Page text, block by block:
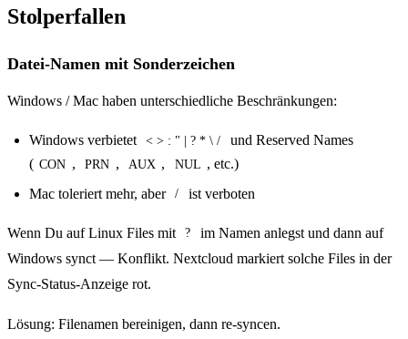
Stolperfallen
Datei-Namen mit Sonderzeichen
Windows / Mac haben unterschiedliche Beschränkungen:
Windows verbietet < > : " | ? * \ /
und Reserved Names
( CON , PRN , AUX , NUL , etc.)
Mac toleriert mehr, aber
/ ist verboten
Wenn Du auf Linux Files mit ?
im Namen anlegst und dann auf
Windows synct — Konflikt. Nextcloud markiert solche Files in der
Sync-Status-Anzeige rot.
Lösung: Filenamen bereinigen, dann re-syncen.